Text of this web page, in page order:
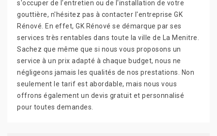
s'occuper de l'entretien ou de l'installation de votre
gouttière, n'hésitez pas à contacter l'entreprise GK
Rénové. En effet, GK Rénové se démarque par ses
services très rentables dans toute la ville de La Menitre.
Sachez que même que si nous vous proposons un
service à un prix adapté à chaque budget, nous ne
négligeons jamais les qualités de nos prestations. Non
seulement le tarif est abordable, mais nous vous
offrons également un devis gratuit et personnalisé
pour toutes demandes.